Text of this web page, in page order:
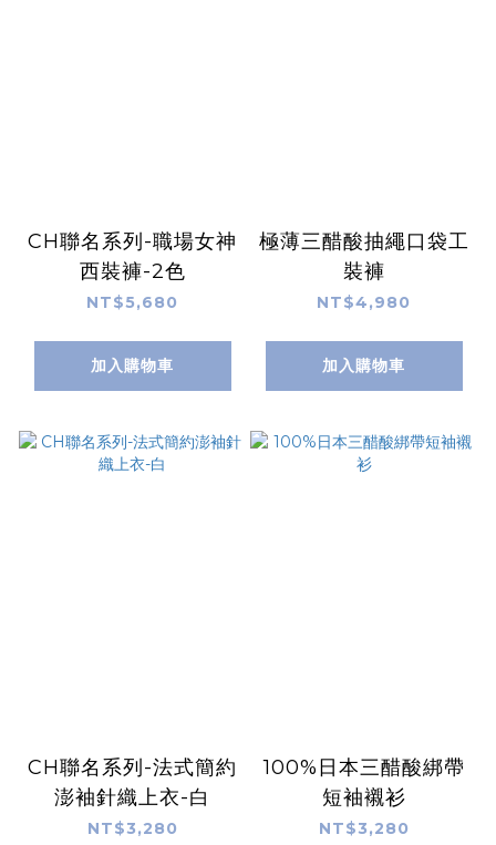
CH聯名系列-職場女神
西裝褲-2色
NT$5,680
加入購物車
極薄三醋酸抽繩口袋工
裝褲
NT$4,980
加入購物車
CH聯名系列-法式簡約
澎袖針織上衣-白
NT$3,280
100%日本三醋酸綁帶
短袖襯衫
NT$3,280